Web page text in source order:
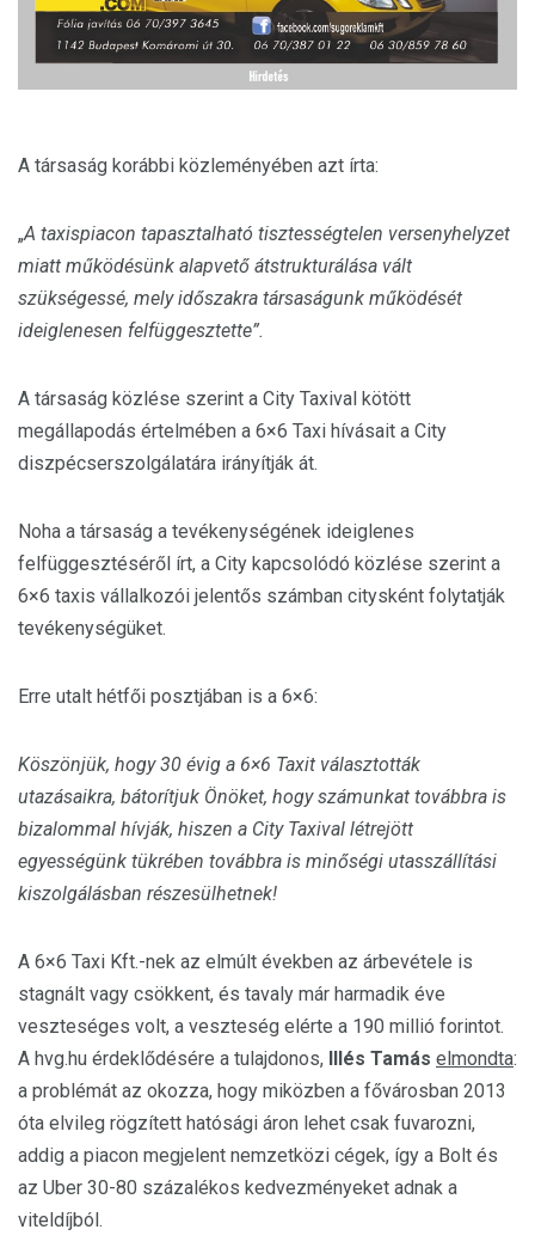
A társaság korábbi közleményében azt írta:
„A taxispiacon tapasztalható tisztességtelen versenyhelyzet
miatt működésünk alapvető átstrukturálása vált
szükségessé, mely időszakra társaságunk működését
ideiglenesen felfüggesztette”.
A társaság közlése szerint a City Taxival kötött
megállapodás értelmében a 6×6 Taxi hívásait a City
diszpécserszolgálatára irányítják át.
Noha a társaság a tevékenységének ideiglenes
felfüggesztéséről írt, a City kapcsolódó közlése szerint a
6×6 taxis vállalkozói jelentős számban citysként folytatják
tevékenységüket.
Erre utalt hétfői posztjában is a 6×6:
Köszönjük, hogy 30 évig a 6×6 Taxit választották
utazásaikra, bátorítjuk Önöket, hogy számunkat továbbra is
bizalommal hívják, hiszen a City Taxival létrejött
egyességünk tükrében továbbra is minőségi utasszállítási
kiszolgálásban részesülhetnek!
A 6×6 Taxi Kft.-nek az elmúlt években az árbevétele is
stagnált vagy csökkent, és tavaly már harmadik éve
veszteséges volt, a veszteség elérte a 190 millió forintot.
A hvg.hu érdeklődésére a tulajdonos, Illés Tamás elmondta:
a problémát az okozza, hogy miközben a fővárosban 2013
óta elvileg rögzített hatósági áron lehet csak fuvarozni,
addig a piacon megjelent nemzetközi cégek, így a Bolt és
az Uber 30-80 százalékos kedvezményeket adnak a
viteldíjból.